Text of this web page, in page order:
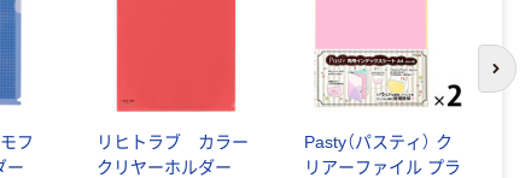
フ
ー
リヒトラブ カラー
クリヤーホルダー
Pasty（パスティ） ク
リアーファイル プラ
次
ビッド PEFC認
証
本気プライス
パー ダブル60
ｍ 再生紙